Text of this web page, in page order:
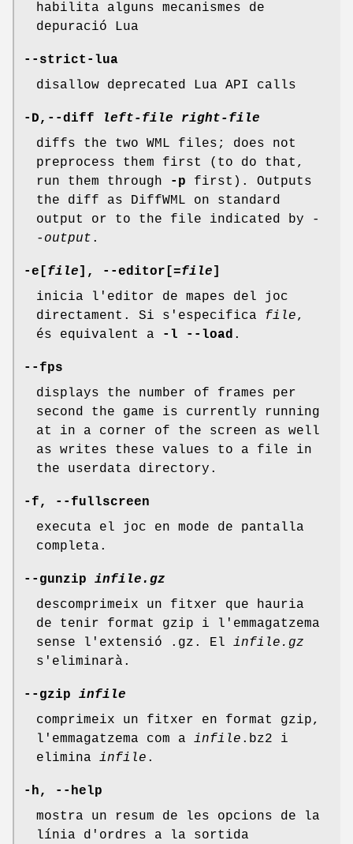
habilita alguns mecanismes de
depuració Lua
--strict-lua
disallow deprecated Lua API calls
-D,--diff left-file
right-file
diffs the two WML files; does not
preprocess them first (to do that,
run them through
-p first). Outputs
the diff as DiffWML on standard
output or to the file indicated by
-
-output .
-e[ file ], --editor[ =file
inicia l'editor de mapes del joc
directament. Si s'especifica file,
és equivalent a
-l --load .
--fps
displays the number of frames per
second the game is currently running
at in a corner of the screen as well
as writes these values to a file in
the userdata directory.
-f, --fullscreen
executa el joc en mode de pantalla
completa.
--gunzip infile.gz
descomprimeix un fitxer que hauria
de tenir format gzip i l'emmagatzema
sense l'extensió .gz. El infile.gz
s'eliminarà.
--gzip infile
comprimeix un fitxer en format gzip,
l'emmagatzema com a infile .bz2 i
elimina infile .
-h, --help
mostra un resum de les opcions de la
línia d'ordres a la sortida